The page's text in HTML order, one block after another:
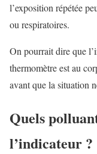
l’exposition répétée
ou respiratoires.
On pourrait dire que
thermomètre est au
avant que la situation
Quels
l’indicateur ?